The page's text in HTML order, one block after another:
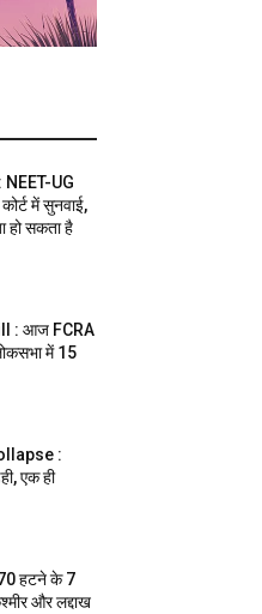
UG
में सुनवाई,
हो सकता है
: आज FCRA
में 15
:
एक ही
हटने के 7
और लद्दाख